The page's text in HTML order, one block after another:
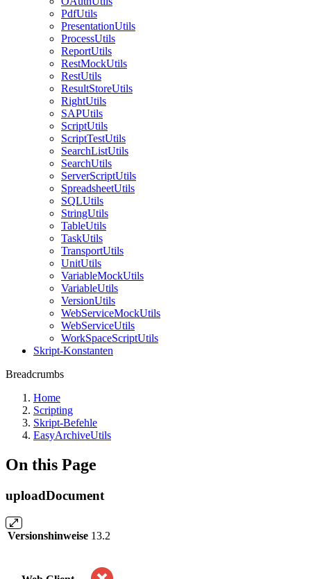
PdfUtils
PresentationUtils
ProcessUtils
ReportUtils
RestMockUtils
RestUtils
ResultStoreUtils
RightUtils
SAPUtils
ScriptUtils
ScriptTestUtils
SearchListUtils
SearchUtils
ServerScriptUtils
SpreadsheetUtils
SQLUtils
StringUtils
TableUtils
TaskUtils
TransportUtils
UnitUtils
VariableMockUtils
VariableUtils
VersionUtils
WebServiceMockUtils
WebServiceUtils
WorkSpaceScriptUtils
Skript-Konstanten
Breadcrumbs
Home
Scripting
Skript-Befehle
EasyArchiveUtils
On this Page
uploadDocument
Versionshinweise 13.2